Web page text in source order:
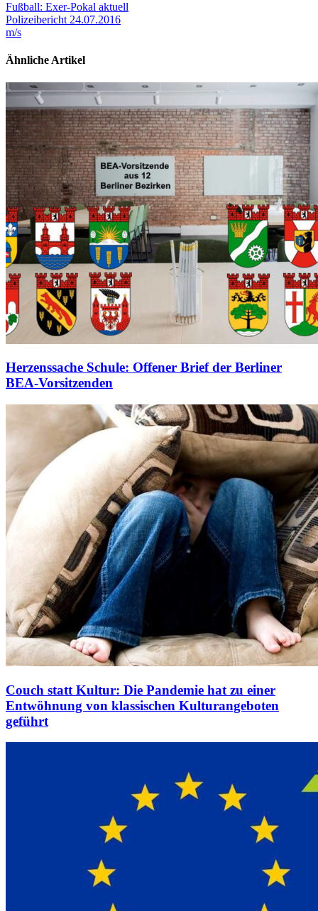
Fußball: Exer-Pokal aktuell
Polizeibericht 24.07.2016
m/s
Ähnliche Artikel
Herzenssache Schule: Offener Brief der Berliner
BEA-Vorsitzenden
Couch statt Kultur: Die Pandemie hat zu einer
Entwöhnung von klassischen Kulturangeboten
geführt